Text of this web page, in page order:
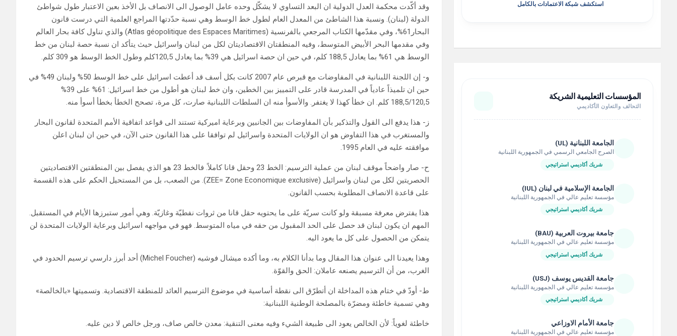
وقد أكّدت محكمة العدل الدولية ان البعد التساوي لا يشكّل وحده عامل الوصول الى الانصاف بل الأخذ بعين الاعتبار طول شواطئ
الدولة (لبنان). ونسبة هذا الشاطئ من المعدل العام لطول خط الوسط وهي نسبة حدّدتها المراجع العلمية التي درست قانون
البحار61%، وفي مقدّمها الكتاب المرجعي بالفرنسية (Atlas géopolitique des Espaces Maritimes) والذي تناول كافة بحار العالم
وفي مقدمها البحر الأبيض المتوسط، وفيه المنطقتان الاقتصاديتان لكل من لبنان واسرائيل حيث يتأكد ان نسبة حصة لبنان من خط
الوسط هي 61% بما يعادل 188,5 كلم، في حين ان حصة اسرائيل هي 39% بما يعادل 120,5كلم وطول الخط الوسط هو 309 كلم.
و- إن اللجنة اللبنانية في المفاوضات مع قبرص عام 2007 كانت بكل أسف قد أعطت اسرائيل على خط الوسط 50% ولبنان 49% في
حين ان تلميذاً عادياً في المدرسة قادر على التمييز بين الخطين، وان خط لبنان هو أطول من خط اسرائيل: 61% على 39%
188,5/120,5 كلم. ان خطأ كهذا لا يغتفر. والأسوأ منه ان السلطات اللبنانية صارت، كل مرة، تصحح الخطأ بخطأ أسوأ منه.
ز- هذا يدفع الى القول والتذكير بأن المفاوضات بين الجانبين وبرعاية اميركية تستند الى قواعد اتفاقية الأمم المتحدة لقانون البحار
والمستغرب في هذا التفاوض هو ان الولايات المتحدة واسرائيل لم توافقا على هذا القانون حتى الآن، في حين ان لبنان اعلن
موافقته عليه في العام 1995.
ح- صار واضحاً موقف لبنان من عملية الترسيم: الخط 23 وحقل قانا كاملاً. فالخط 23 هو الذي يفصل بين المنطقتين الاقتصاديتين
الحصريتين لكل من لبنان واسرائيل (ZEE= Zone Economique exclusive). من الصعب، بل من المستحيل الحكم على هذه القسمة
على قاعدة الانصاف المطلوبة بحسب القانون.
هذا يفترض معرفة مسبقة ولو كانت سريّة على ما يحتويه حقل قانا من ثروات نفطيّة وغازيّة. وهي أمور ستبرزها الأيام في المستقبل.
المهم ان يكون لبنان قد حصل على الحد المقبول من حقه في مياه المتوسط. فهو في مواجهه اسرائيل وبرعاية الولايات المتحدة لن
يتمكن من الحصول على كل ما يعود اليه.
وهذا يعيدنا الى عنوان هذا المقال وما بدأنا الكلام به، وما أكده ميشال فوشيه (Michel Foucher) أحد أبرز دارسي ترسيم الحدود في
الغرب، من أن الترسيم يصنعه عاملان: الحق والقوّة.
ط- أودّ في ختام هذه المداخلة ان أتطرّق الى نقطة أساسية في موضوع الترسيم العائد للمنطقة الاقتصادية. وتسميتها «بالخالصة»
وهي تسمية خاطئة ومضرّة بالمصلحة الوطنية اللبنانية:
خاطئة لغوياً: لأن الخالص يعود الى طبيعة الشيء وفيه معنى التنقية: معدن خالص صاف، ورجل خالص لا دين عليه.
استكشف شبكة الاعتمادات بالكامل
المؤسسات التعليمية الشريكة
التحالف والتعاون الأكاديمي
الجامعة اللبنانية (UL)
الصرح الجامعي الرسمي في الجمهورية اللبنانية
شريك أكاديمي استراتيجي
الجامعة الإسلامية في لبنان (IUL)
مؤسسة تعليم عالي في الجمهورية اللبنانية
شريك أكاديمي استراتيجي
جامعة بيروت العربية (BAU)
مؤسسة تعليم عالي في الجمهورية اللبنانية
شريك أكاديمي استراتيجي
جامعة القديس يوسف (USJ)
مؤسسة تعليم عالي في الجمهورية اللبنانية
شريك أكاديمي استراتيجي
جامعة الأمام الاوزاعي
مؤسسة تعليم عالي في الجمهورية اللبنانية